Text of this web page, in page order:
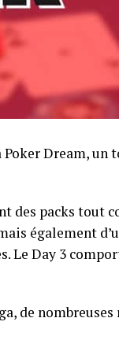
Dream, un
des packs tout
également
Le Day 3
de